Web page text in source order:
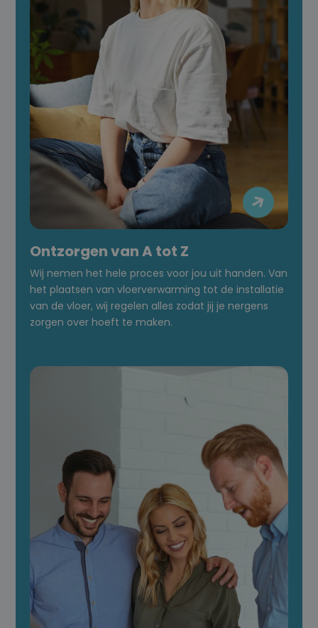

Ontzorgen van A tot Z
Wij nemen het hele proces voor jou uit handen. Van
het plaatsen van vloerverwarming tot de installatie
van de vloer, wij regelen alles zodat jij je nergens
zorgen over hoeft te maken.